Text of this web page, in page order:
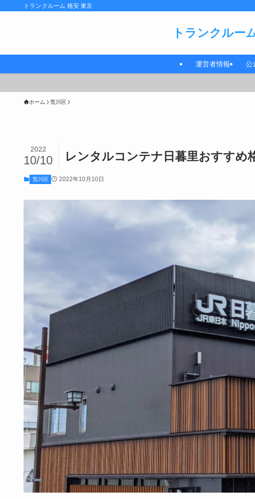
トランクルーム 格安 東京
トランクルー
運営者情報 公
ホーム 荒川区
レンタルコンテナ日暮里おすすめ
2022
10/10
荒川区 2022年10月10日